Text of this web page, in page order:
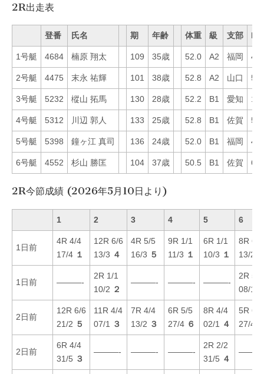
2R出走表
登番 氏名 期 年齢 体重 級 支部 Mo
1号艇 4684 楠原 翔太 109 35歳 52.0 A2 福岡 46
2号艇 4475 末永 祐輝 101 38歳 52.8 A2 山口 55
3号艇 5232 樅山 拓馬 130 28歳 52.2 B1 愛知 15
4号艇 5312 川辺 郭人 133 25歳 52.8 B1 佐賀 54
5号艇 5398 鐘ヶ江 真司 136 24歳 52.0 B1 福岡 42
6号艇 4552 杉山 勝匡 104 37歳 50.5 B1 佐賀 60
2R今節成績 (2026年5月10日より)
1 2 3 4 5 6
1日前
4R 4/4
17/4 １
12R 6/6
13/3 ４
4R 5/5
16/3 ５
9R 1/1
11/3 １
6R 1/1
10/3 １
8R 6/6
13/2
1日前 ———-
2R 1/1
10/2 ２
———- ———- ———-
2R 5/5
08/1
2日前
12R 6/6
21/2 ５
11R 4/4
07/1
３
7R 4/4
13/2 ３
6R 5/5
27/4 ６
8R 4/4
02/1
４
5R 6/6
27/4
2日前
6R 4/4
31/5 ３
———- ———- ———-
2R 2/2
31/5 ４